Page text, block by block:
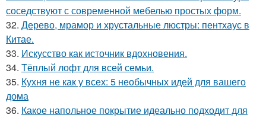
соседствуют с современной мебелью простых форм.
32. Дерево, мрамор и хрустальные люстры: пентхаус в
Китае.
33. Искусство как источник вдохновения.
34. Тёплый лофт для всей семьи.
35. Кухня не как у всех: 5 необычных идей для вашего
дома
36. Какое напольное покрытие идеально подходит для